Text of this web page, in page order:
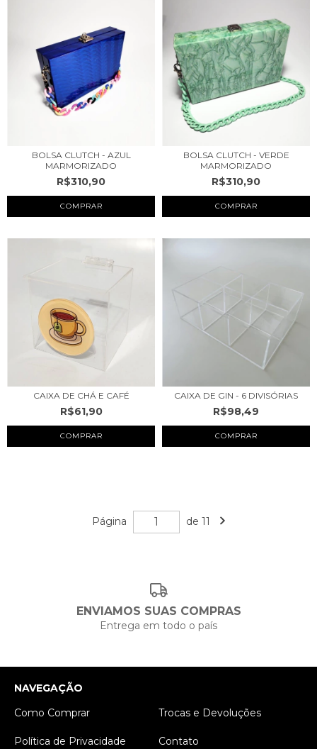
BOLSA CLUTCH - AZUL
MARMORIZADO
R$310,90
BOLSA CLUTCH - VERDE
MARMORIZADO
R$310,90
CAIXA DE CHÁ E CAFÉ
R$61,90
CAIXA DE GIN - 6 DIVISÓRIAS
R$98,49
Página de 11
ENVIAMOS SUAS COMPRAS
Entrega em todo o país
NAVEGAÇÃO
Como Comprar
Trocas e Devoluções
Política de Privacidade Contato